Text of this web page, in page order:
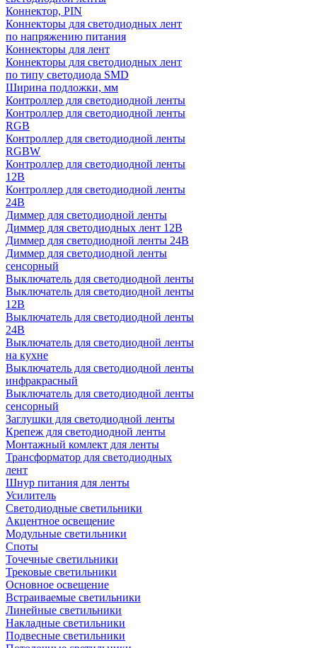
Коннектор, PIN
Коннекторы для светодиодных лент
по напряжению питания
Коннекторы для лент
Коннекторы для светодиодных лент
по типу светодиода SMD
Ширина подложки, мм
Контроллер для светодиодной ленты
Контроллер для светодиодной ленты
RGB
Контроллер для светодиодной ленты
RGBW
Контроллер для светодиодной ленты
12В
Контроллер для светодиодной ленты
24В
Диммер для светодиодной ленты
Диммер для светодиодных лент 12В
Диммер для светодиодной ленты 24В
Диммер для светодиодной ленты
сенсорный
Выключатель для светодиодной ленты
Выключатель для светодиодной ленты
12В
Выключатель для светодиодной ленты
24В
Выключатель для светодиодной ленты
на кухне
Выключатель для светодиодной ленты
инфракрасный
Выключатель для светодиодной ленты
сенсорный
Заглушки для светодиодной ленты
Крепеж для светодиодной ленты
Монтажный комлект для ленты
Трансформатор для светодиодных
лент
Шнур питания для ленты
Усилитель
Светодиодные светильники
Акцентное освещение
Модульные светильники
Споты
Точечные светильники
Трековые светильники
Основное освещение
Встраиваемые светильники
Линейные светильники
Накладные светильники
Подвесные светильники